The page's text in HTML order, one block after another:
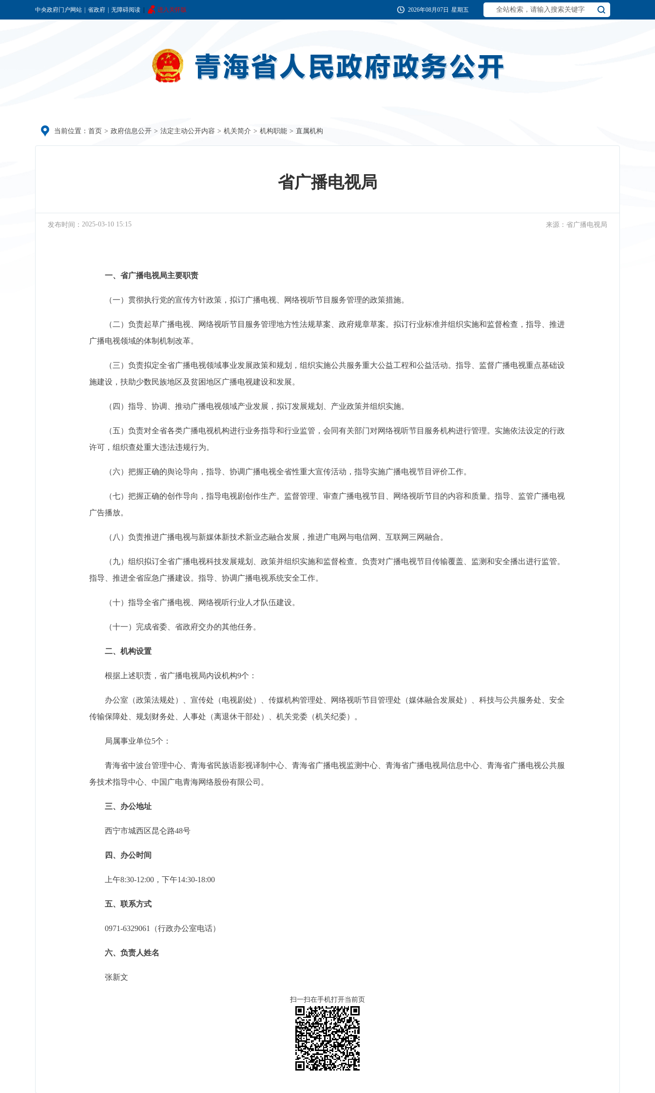
中央政府门户网站 省政府 无障碍阅读 进入关怀版 2026年08月07日 星期五
当前位置： 首页 > 政府信息公开 > 法定主动公开内容 > 机关简介 > 机构职能 > 直属机构
省广播电视局
发布时间： 2025-03-10 15:15 来源：省广播电视局
一、省广播电视局主要职责
（一）贯彻执行党的宣传方针政策，拟订广播电视、网络视听节目服务管理的政策措施。
（二）负责起草广播电视、网络视听节目服务管理地方性法规草案、政府规章草案。拟订行业标准并组织实施和监督检查，指导、推进
广播电视领域的体制机制改革。
（三）负责拟定全省广播电视领域事业发展政策和规划，组织实施公共服务重大公益工程和公益活动。指导、监督广播电视重点基础设
施建设，扶助少数民族地区及贫困地区广播电视建设和发展。
（四）指导、协调、推动广播电视领域产业发展，拟订发展规划、产业政策并组织实施。
（五）负责对全省各类广播电视机构进行业务指导和行业监管，会同有关部门对网络视听节目服务机构进行管理。实施依法设定的行政
许可，组织查处重大违法违规行为。
（六）把握正确的舆论导向，指导、协调广播电视全省性重大宣传活动，指导实施广播电视节目评价工作。
（七）把握正确的创作导向，指导电视剧创作生产。监督管理、审查广播电视节目、网络视听节目的内容和质量。指导、监管广播电视
广告播放。
（八）负责推进广播电视与新媒体新技术新业态融合发展，推进广电网与电信网、互联网三网融合。
（九）组织拟订全省广播电视科技发展规划、政策并组织实施和监督检查。负责对广播电视节目传输覆盖、监测和安全播出进行监管。
指导、推进全省应急广播建设。指导、协调广播电视系统安全工作。
（十）指导全省广播电视、网络视听行业人才队伍建设。
（十一）完成省委、省政府交办的其他任务。
二、机构设置
根据上述职责，省广播电视局内设机构9个：
办公室（政策法规处）、宣传处（电视剧处）、传媒机构管理处、网络视听节目管理处（媒体融合发展处）、科技与公共服务处、安全
传输保障处、规划财务处、人事处（离退休干部处）、机关党委（机关纪委）。
局属事业单位5个：
青海省中波台管理中心、青海省民族语影视译制中心、青海省广播电视监测中心、青海省广播电视局信息中心、青海省广播电视公共服
务技术指导中心、中国广电青海网络股份有限公司。
三、办公地址
西宁市城西区昆仑路48号
四、办公时间
上午8:30-12:00，下午14:30-18:00
五、联系方式
0971-6329061（行政办公室电话）
六、负责人姓名
张新文
扫一扫在手机打开当前页